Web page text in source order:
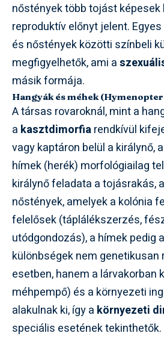
nőstények több tojást képesek
reproduktív előnyt jelent.
és nőstények közötti színbeli
megfigyelhetők, ami a
másik formája.
Hangyák és méhek
A társas rovaroknál, mint a
a kasztdimorfiarendkívül
vagy kaptáron belül a királynő,
hímek (herék) morfológiailag
királynő feladata a tojásrakás,
nőstények, amelyek a kolónia
felelősek (táplálékszerzés,
utódgondozás), a hímek pedig
különbségek nem
esetben, hanem a lárvakorban
méhpempő) és a környezeti
alakulnak ki, így a környezeti
speciális esetének tekinthetők.